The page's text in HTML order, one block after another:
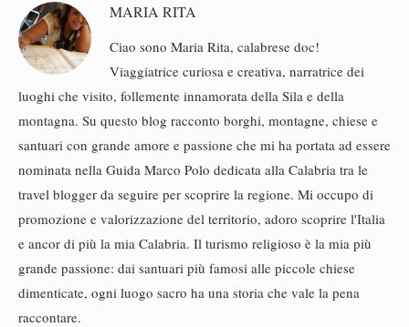
MARIA RITA
Ciao sono Maria Rita, calabrese doc!
Viaggiatrice curiosa e creativa, narratrice dei
luoghi che visito, follemente innamorata della Sila e della
montagna. Su questo blog racconto borghi, montagne, chiese e
santuari con grande amore e passione che mi ha portata ad essere
nominata nella Guida Marco Polo dedicata alla Calabria tra le
travel blogger da seguire per scoprire la regione. Mi occupo di
promozione e valorizzazione del territorio, adoro scoprire l'Italia
e ancor di più la mia Calabria. Il turismo religioso è la mia più
grande passione: dai santuari più famosi alle piccole chiese
dimenticate, ogni luogo sacro ha una storia che vale la pena
raccontare.